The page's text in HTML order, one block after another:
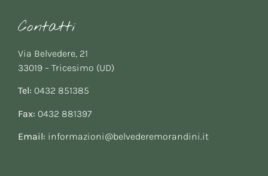
Contatti
Via Belvedere, 21
33019 – Tricesimo (UD)
Tel: 0432 851385
Fax: 0432 881397
Email: informazioni@belvederemorandini.it